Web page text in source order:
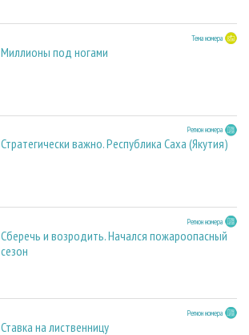
Тема номера
Миллионы под ногами
Регион номера
Стратегически важно. Республика Саха (Якутия)
Регион номера
Сберечь и возродить. Начался пожароопасный
сезон
Регион номера
Ставка на лиственницу